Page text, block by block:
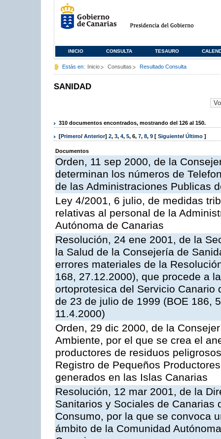
INICIO CONSULTA TESAURO
Estás en: Inicio Consultas Resultado Consulta
SANIDAD
310 documentos encontrados, mostrando del 126 al 150.
[Primero/ Anterior] 2, 3, 4, 5, 6, 7, 8, 9 [ Siguiente/ Último ]
Documentos
Orden, 11 sep 2000, de la
determinan los números de
de las Administraciones Publicas
Ley 4/2001, 6 julio, de medidas
relativas al personal de la
Autónoma de Canarias
Resolución, 24 ene 2001, de la
la Salud de la Consejería de
errores materiales de la
168, 27.12.2000), que procede a
ortoprotesica del Servicio
de 23 de julio de 1999 (BOE 186,
11.4.2000)
Orden, 29 dic 2000, de la
Ambiente, por el que se crea el
productores de residuos
Registro de Pequeños
generados en las Islas Canarias
Resolución, 12 mar 2001, de la
Sanitarios y Sociales de Canarias
Consumo, por la que se convoca
ámbito de la Comunidad